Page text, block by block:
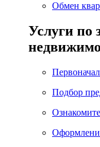
Обмен
Услуги по
Подбор